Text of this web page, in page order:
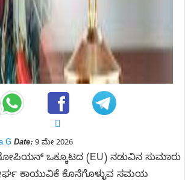
G Date:9 ಮೇ 2026
ಒಕ್ಕೂಟದ (EU) ನಡುವಿನ ಸುಮಾರು
ಕಾಯುವಿಕೆ ಕೊನೆಗೊಳ್ಳುವ ಸಮಯ